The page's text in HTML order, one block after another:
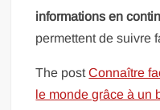
informations en
permettent de suivre
The postConnaître
le monde grâce à un